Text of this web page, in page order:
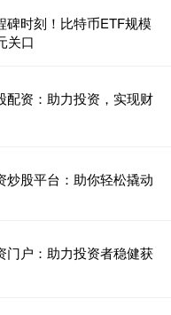
碑时刻！比特币ETF规模
关口
配资：助力投资，实现财
炒股平台：助你轻松撬动
门户：助力投资者稳健获